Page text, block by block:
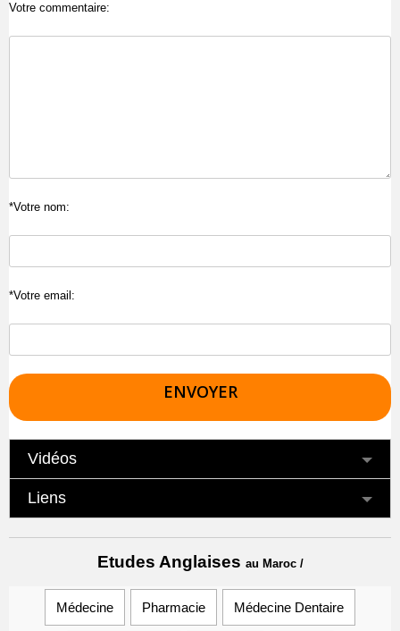
Votre commentaire:
*Votre nom:
*Votre email:
Vidéos
Liens
Etudes Anglaises au Maroc /
Médecine Pharmacie Médecine Dentaire